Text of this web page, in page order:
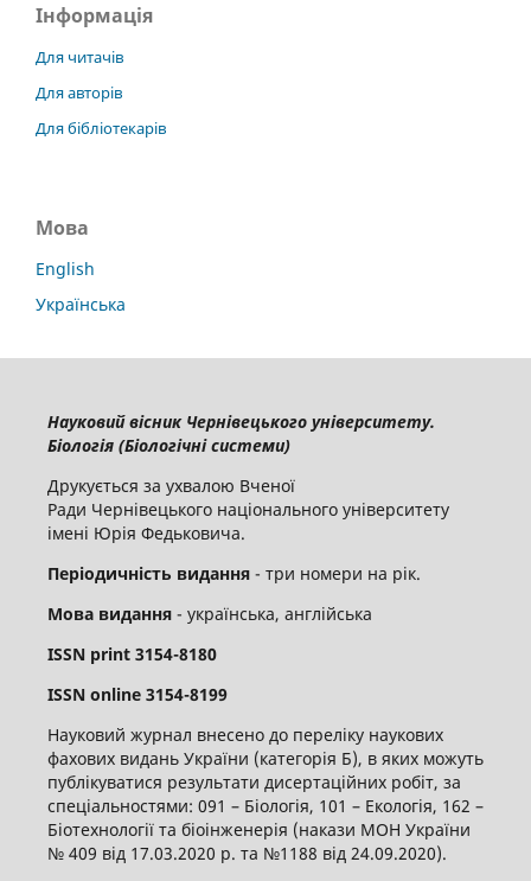
Інформація
Для читачів
Для авторів
Для бібліотекарів
Мова
English
Українська
Науковий вісник Чернівецького університету.
Біологія (Біологічні системи)
Друкується за ухвалою Вченої
Ради Чернівецького національного університету
імені Юрія Федьковича.
Періодичність видання- три номери на рік.
Мова видання- українська, англійська
ISSN print 3154-8180
ISSN online3154-8199
Науковий журнал внесено до переліку наукових
фахових видань України (категорія Б), в яких можуть
публікуватися результати дисертаційних робіт, за
спеціальностями: 091 – Біологія, 101 – Екологія, 162 –
Біотехнології та біоінженерія (накази МОН України
№ 409 від 17.03.2020 р. та №1188 від 24.09.2020).